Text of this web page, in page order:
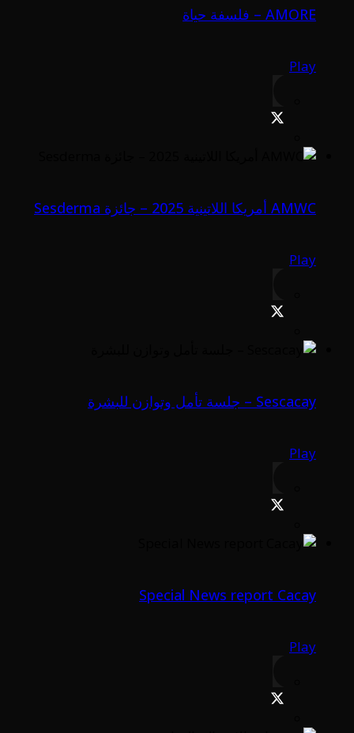
AMORE – فلسفة حياة
Play
AMWC أمريكا اللاتينية 2025 – جائزة Sesderma
Play
Sescacay – جلسة تأمل وتوازن للبشرة
Play
Special News report Cacay
Play